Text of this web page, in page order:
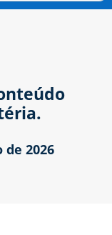
de 2026